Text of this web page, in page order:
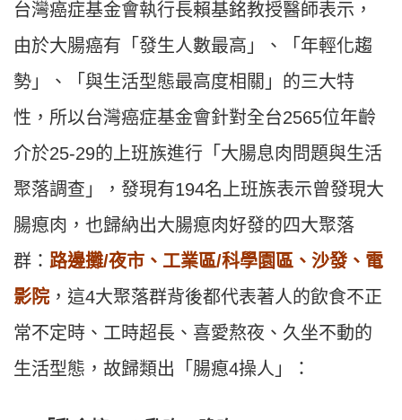
台灣癌症基金會執行長賴基銘教授醫師表示，
由於大腸癌有「發生人數最高」、「年輕化趨
勢」、「與生活型態最高度相關」的三大特
性，所以台灣癌症基金會針對全台2565位年齡
介於25-29的上班族進行「大腸息肉問題與生活
聚落調查」，發現有194名上班族表示曾發現大
腸瘜肉，也歸納出大腸瘜肉好發的四大聚落
群： 路邊攤/夜市、工業區/科學園區、沙發、電
影院，這4大聚落群背後都代表著人的飲食不正
常不定時、工時超長、喜愛熬夜、久坐不動的
生活型態，故歸類出「腸瘜4操人」：